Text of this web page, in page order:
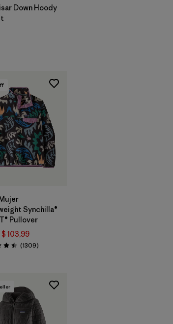
Down Hoody
Synchilla®
Pullover
$ 103,99
4.5 / 5
(1309Comentarios
)